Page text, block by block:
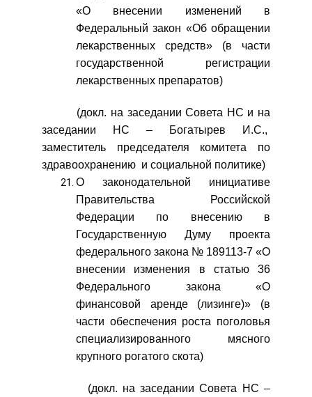
«О внесении изменений в
Федеральный закон «Об обращении
лекарственных средств» (в части
государственной регистрации
лекарственных препаратов)
(докл. на заседании Совета НС и на
заседании НС – Богатырев И.С.,
заместитель председателя комитета по
здравоохранению и социальной политике)
О законодательной инициативе
Правительства Российской
Федерации по внесению в
Государственную Думу проекта
федерального закона № 189113-7 «О
внесении изменения в статью 36
Федерального закона «О
финансовой аренде (лизинге)» (в
части обеспечения роста поголовья
специализированного мясного
крупного рогатого скота)
(докл. на заседании Совета НС –